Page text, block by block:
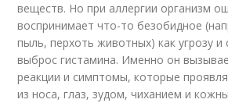
веществ. Но при аллергии организм
воспринимает что-то безобидное
пыль, перхоть животных) как угрозу и
выброс гистамина. Именно он
реакции и симптомы, которые
из носа, глаз, зудом, чиханием и